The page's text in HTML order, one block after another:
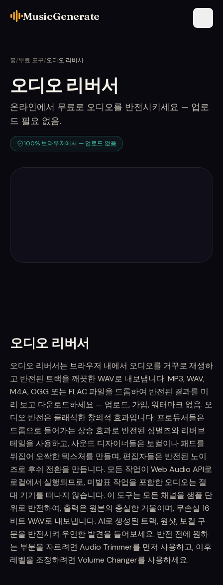
MusicGenerate
홈/무료 도구/오디오 리버서
오디오 리버서
온라인에서 무료로 오디오를 반전시키세요 — 업로
드 필요 없음.
100% 브라우저에서 — 업로드 없음
오디오 리버서
오디오 리버서는 브라우저 내에서 오디오를 거꾸로 재생하
고 반전된 트랙을 깨끗한 WAV로 내보냅니다. MP3, WAV,
M4A, OGG 또는 FLAC 파일을 드롭하여 반전된 결과를 미
리 보고 다운로드하세요 — 업로드, 가입, 워터마크 없음. 오
디오 반전은 클래식한 창의적 효과입니다: 프로듀서들은
드롭으로 들어가는 상승 효과로 반전된 심벌즈와 리버브
테일을 사용하고, 사운드 디자이너들은 보컬이나 패드를
뒤집어 오싹한 텍스처를 만들며, 편집자들은 반전된 노이
즈로 후쉬 전환을 만듭니다. 모든 작업이 Web Audio API로
로컬에서 실행되므로, 미발표 작업을 포함한 오디오는 절
대 기기를 떠나지 않습니다. 이 도구는 모든 채널을 샘플 단
위로 반전하여, 출력은 원본의 충실한 거울이며, 무손실 16
비트 WAV로 내보냅니다. AI로 생성된 트랙, 원샷, 보컬 구
문을 반전시켜 우연한 발견을 들어보세요. 반전 전에 원하
는 부분을 자르려면 Audio Trimmer를 먼저 사용하고, 이후
레벨을 조정하려면 Volume Changer를 사용하세요.